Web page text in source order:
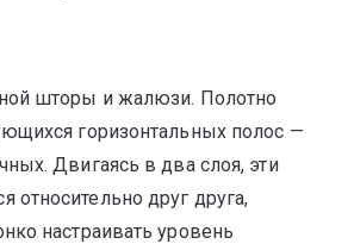
шторы и жалюзи. Полотно
горизонтальных полос —
Двигаясь в два слоя, эти
относительно друг друга,
настраивать уровень